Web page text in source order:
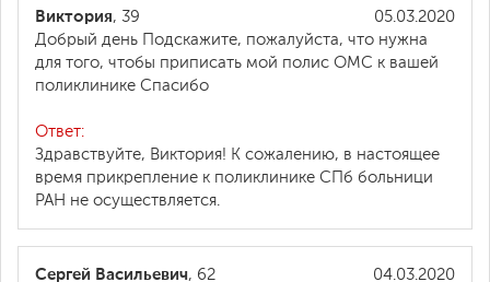
05.03.2020
Виктория, 39
Добрый день Подскажите, пожалуйста, что нужна
для того, чтобы приписать мой полис ОМС к вашей
поликлинике Спасибо
Ответ:
Здравствуйте, Виктория! К сожалению, в настоящее
время прикрепление к поликлинике СПб больници
РАН не осуществляется.
04.03.2020
Сергей Васильевич, 62